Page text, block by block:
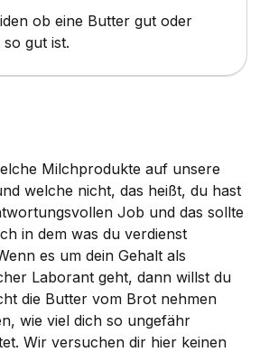
ob eine Butter gut oder
gut ist.
Milchprodukte auf unsere
welche nicht, das heißt, du hast
Job und das sollte
in dem was du verdienst
es um dein Gehalt als
Laborant geht, dann willst du
die Butter vom Brot nehmen
wie viel dich so ungefähr
Wir versuchen dir hier keinen